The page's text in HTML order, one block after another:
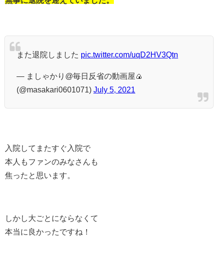
また退院しました pic.twitter.com/uqD2HV3Qtn
— ましゃかり@毎日反省の動画屋🍙
(@masakari0601071) July 5, 2021
入院してまたすぐ入院で
本人もファンのみなさんも
焦ったと思います。
しかし大ごとにならなくて
本当に良かったですね！